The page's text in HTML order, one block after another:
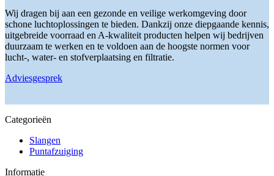
kan
gekozen
worden
op
de
productpagina
Wij dragen bij aan een gezonde en veilige werkomgeving door
schone luchtoplossingen te bieden. Dankzij onze diepgaande kennis,
uitgebreide voorraad en A-kwaliteit producten helpen wij bedrijven
duurzaam te werken en te voldoen aan de hoogste normen voor
lucht-, water- en stofverplaatsing en filtratie.
Adviesgesprek
Categorieën
Slangen
Puntafzuiging
Informatie